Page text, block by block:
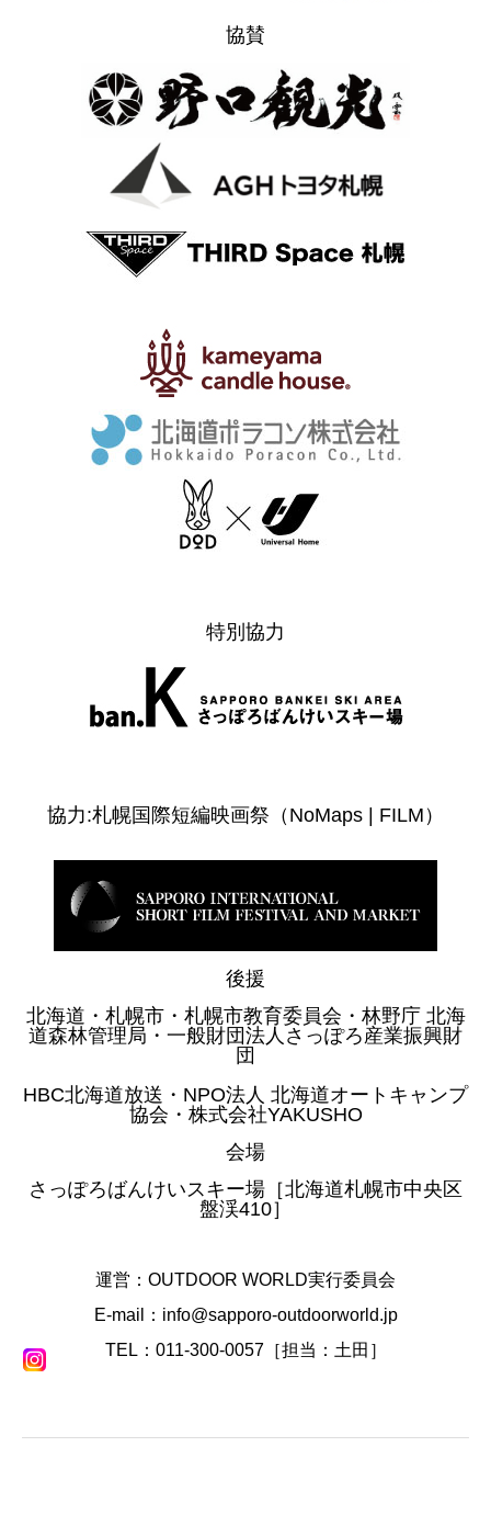
協賛
特別協力
協力:札幌国際短編映画祭（NoMaps | FILM）
後援
北海道・札幌市・札幌市教育委員会・林野庁 北海
道森林管理局・一般財団法人さっぽろ産業振興財
団
HBC北海道放送・NPO法人 北海道オートキャンプ
協会・株式会社YAKUSHO
会場
さっぽろばんけいスキー場［北海道札幌市中央区
盤渓410］
運営：OUTDOOR WORLD実行委員会
E-mail：info@sapporo-outdoorworld.jp
TEL：011-300-0057［担当：⼟⽥］